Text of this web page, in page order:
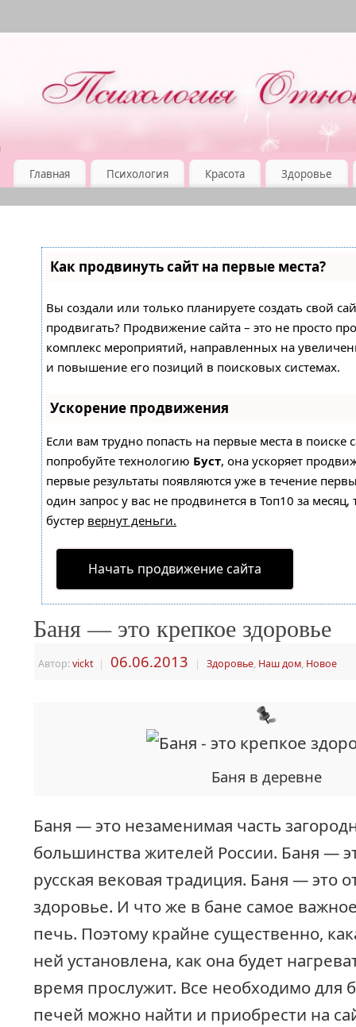
Главная Психология Красота Здоровье
Как продвинуть сайт на первые места?
Вы создали или только планируете создать свой
продвигать? Продвижение сайта – это не просто
комплекс мероприятий, направленных на
и повышение его позиций в поисковых системах.
Ускорение продвижения
Если вам трудно попасть на первые места в поиске
попробуйте технологию Буст, она ускоряет
первые результаты появляются уже в течение
один запрос у вас не продвинется в Топ10 за месяц,
бустер вернут деньги.
Начать продвижение сайта
Баня — это крепкое здоровье
Автор:vickt | 06.06.2013 | Здоровье, Наш дом, Новое
Баня в деревне
Баня — это незаменимая часть
большинства жителей России. Баня —
русская вековая традиция. Баня — это
здоровье. И что же в бане самое
печь. Поэтому крайне существенно,
ней установлена, как она будет
время прослужит. Все необходимо для
печей можно найти и приобрести на